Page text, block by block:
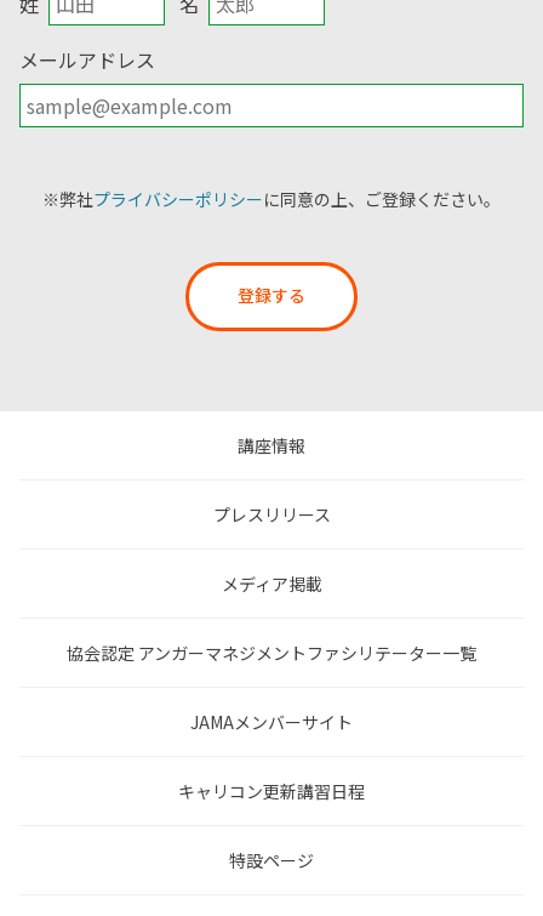
メールアドレス
※弊社プライバシーポリシーに同意の上、ご登録ください。
登録する
講座情報
プレスリリース
メディア掲載
協会認定 アンガーマネジメントファシリテーター一覧
JAMAメンバーサイト
キャリコン更新講習日程
特設ページ